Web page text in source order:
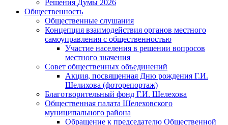
Решения Думы 2026
Общественность
Общественные слушания
Концепция взаимодействия органов местного
самоуправления с общественностью
Участие населения в решении вопросов
местного значения
Совет общественных объединений
Акция, посвященная Дню рождения Г.И.
Шелихова (фоторепортаж)
Благотворительный фонд Г.И. Шелехова
Общественная палата Шелеховского
муниципального района
Обращение к председателю Общественной